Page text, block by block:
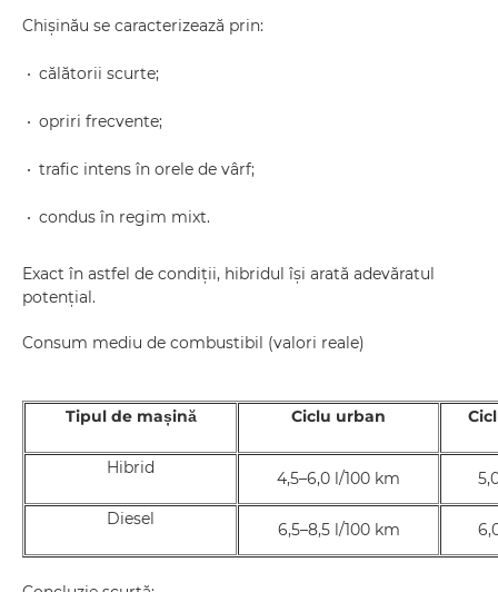
Chișinău se caracterizează prin:
călătorii scurte;
opriri frecvente;
trafic intens în orele de vârf;
condus în regim mixt.
Exact în astfel de condiții, hibridul își arată adevăratul
potențial.
Consum mediu de combustibil (valori reale)
Tipul de mașină Ciclu urban
Hibrid
4,5–6,0 l/100 km
Diesel
6,5–8,5 l/100 km